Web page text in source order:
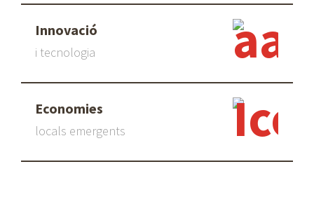
Innovació
i tecnologia
Economies
locals emergents